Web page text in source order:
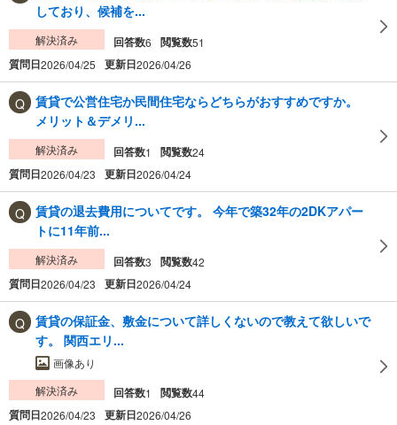
しており、候補を...
解決済み 回答数6 閲覧数51
質問日2026/04/25 更新日2026/04/26
賃貸で公営住宅か民間住宅ならどちらがおすすめですか。
メリット＆デメリ...
解決済み 回答数1 閲覧数24
質問日2026/04/23 更新日2026/04/24
賃貸の退去費用についてです。 今年で築32年の2DKアパー
トに11年前...
解決済み 回答数3 閲覧数42
質問日2026/04/23 更新日2026/04/24
賃貸の保証金、敷金について詳しくないので教えて欲しいで
す。 関西エリ...
画像あり
解決済み
回答数1 閲覧数44
質問日2026/04/23 更新日2026/04/26